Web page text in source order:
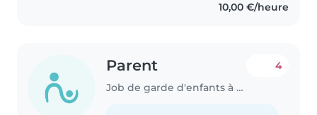
10,00 €/heure
Parent
Job de garde d'enfants à Anzegem
4